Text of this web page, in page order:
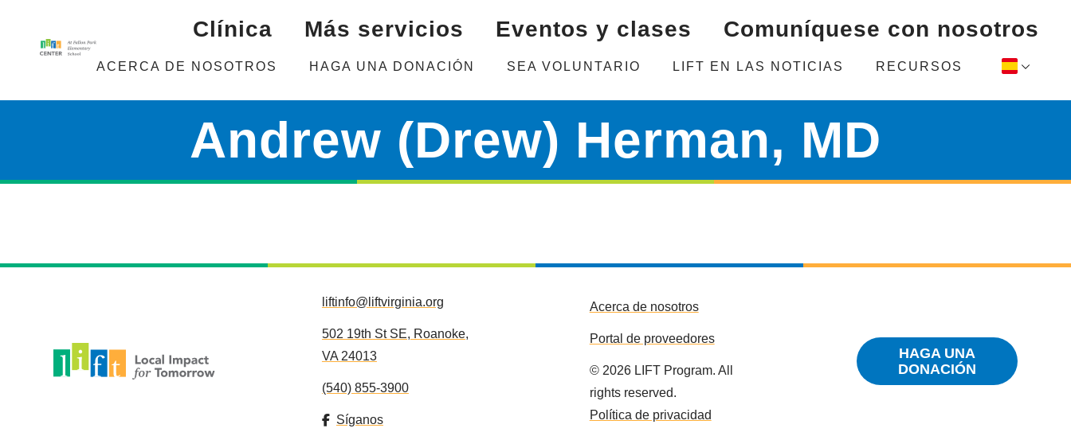
Clínica Más servicios Eventos y clases Comuníquese con nosotros
ACERCA DE NOSOTROS HAGA UNA DONACIÓN SEA VOLUNTARIO LIFT EN LAS NOTICIAS RECURSOS
Andrew (Drew) Herman, MD
liftinfo@liftvirginia.org
502 19th St SE, Roanoke,
VA 24013
(540) 855-3900
Síganos
Acerca de nosotros
Portal de proveedores
© 2026LIFT Program. All
rights reserved.
Política de privacidad
HAGA UNA
DONACIÓN